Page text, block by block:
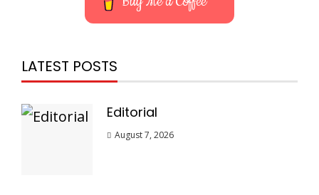
LATEST POSTS
Editorial
August 7, 2026